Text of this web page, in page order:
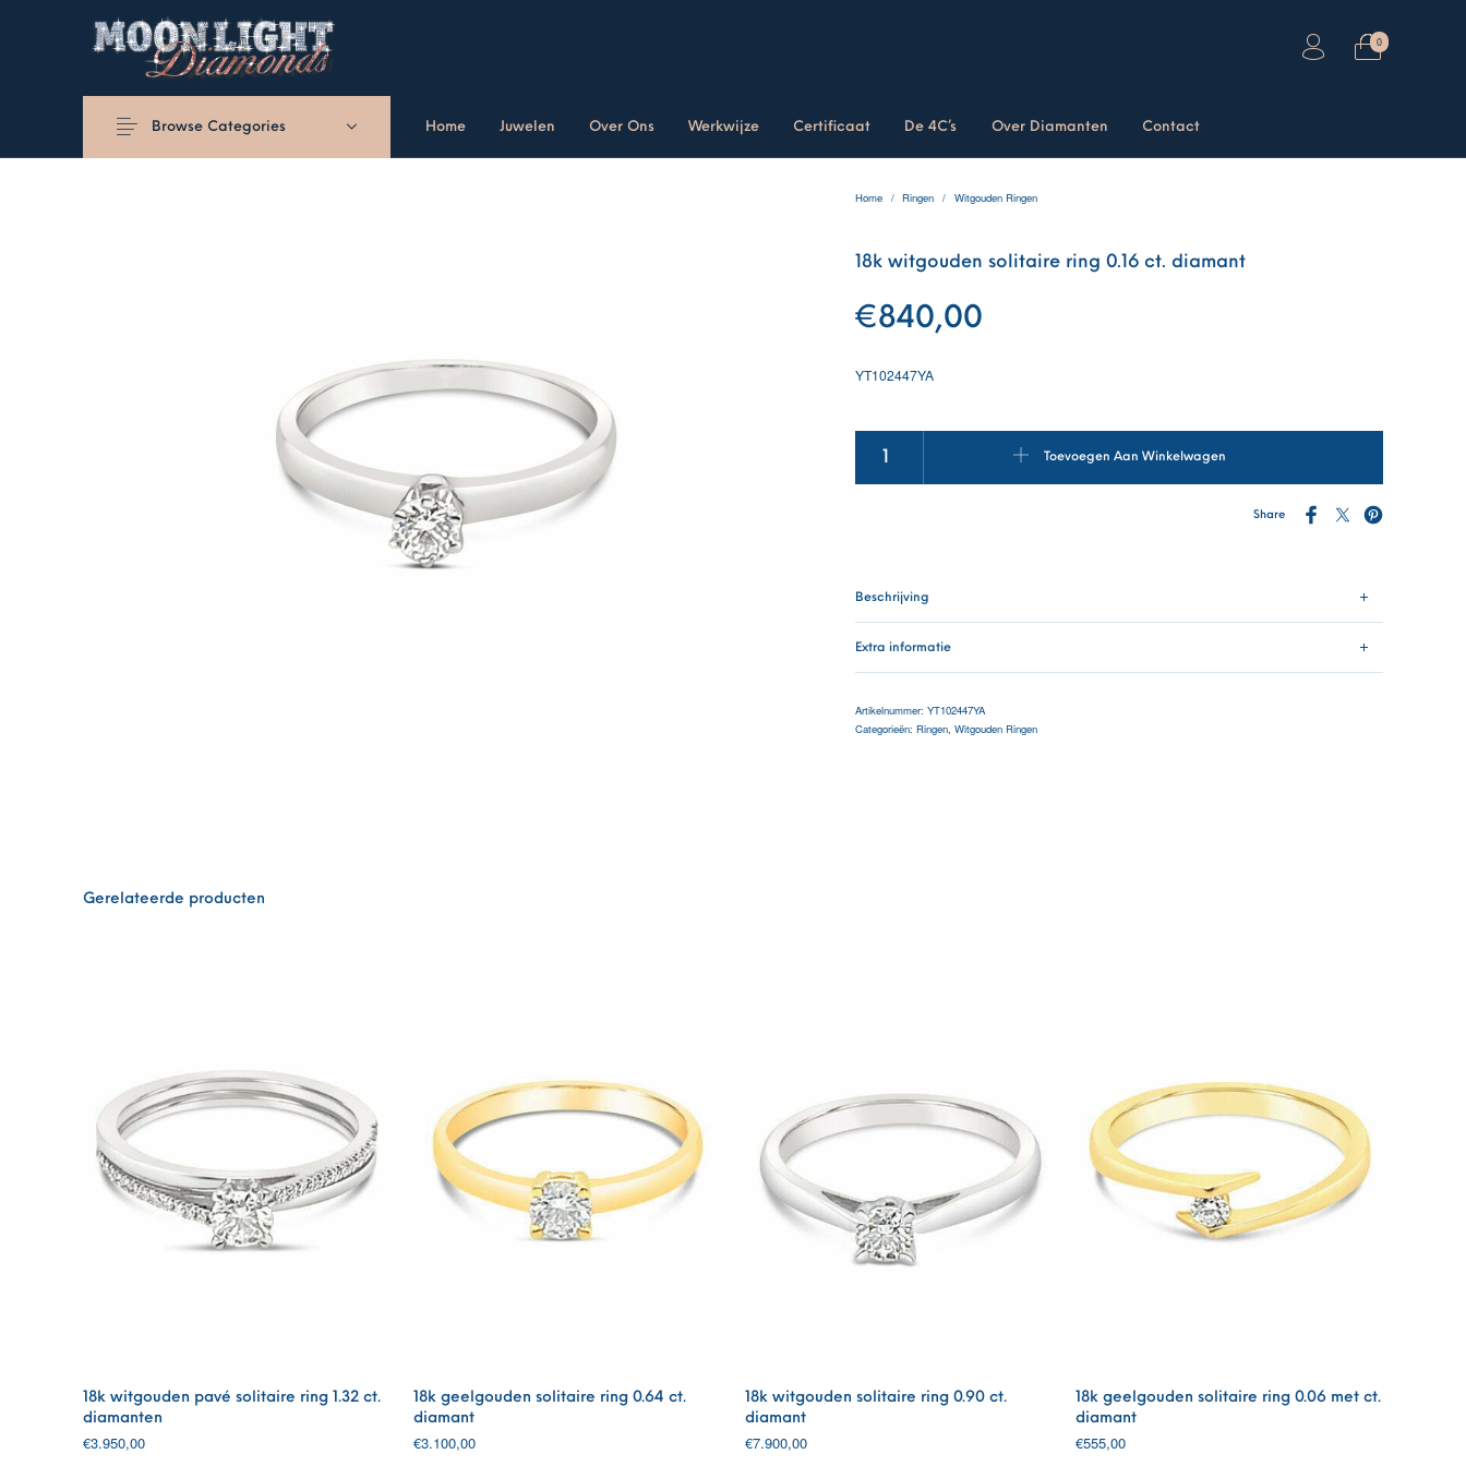
0
Home Juwelen Over Ons Werkwijze Certificaat De 4C’s Over Diamanten Contact
Browse Categories
Home / Ringen / Witgouden Ringen
18k witgouden solitaire ring 0.16 ct. diamant
€840,00
YT102447YA
Toevoegen Aan Winkelwagen
Share
Beschrijving
Extra informatie
Artikelnummer: YT102447YA
Categorieën: Ringen, Witgouden Ringen
Gerelateerde producten
18k witgouden pavé solitaire ring 1.32 ct.
diamanten
€3.950,00
18k geelgouden solitaire ring 0.64 ct.
diamant
€3.100,00
18k witgouden solitaire ring 0.90 ct.
diamant
€7.900,00
18k geelgouden solitaire ring 0.06 met ct.
diamant
€555,00